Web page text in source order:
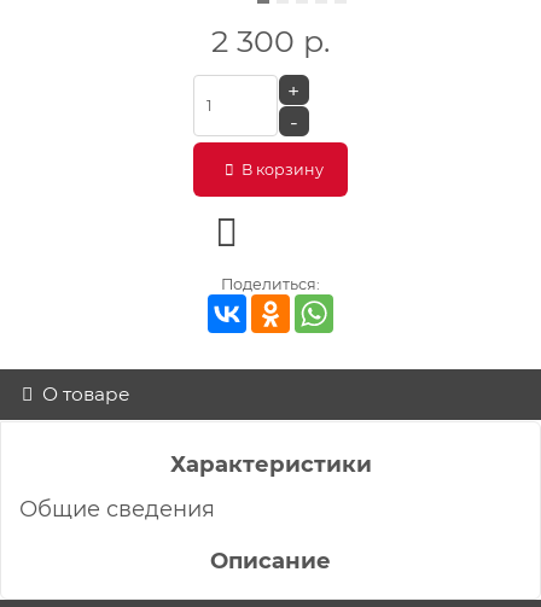
2 300 р.
+
-
В корзину
Поделиться:
О товаре
Характеристики
Общие сведения
Описание